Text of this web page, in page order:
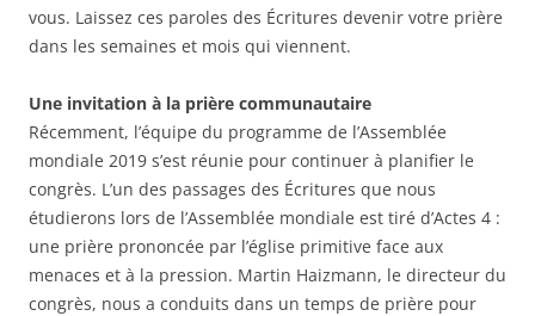
vous. Laissez ces paroles des Écritures devenir votre prière
dans les semaines et mois qui viennent.
Une invitation à la prière communautaire
Récemment, l’équipe du programme de l’Assemblée
mondiale 2019 s’est réunie pour continuer à planifier le
congrès. L’un des passages des Écritures que nous
étudierons lors de l’Assemblée mondiale est tiré d’Actes 4 :
une prière prononcée par l’église primitive face aux
menaces et à la pression. Martin Haizmann, le directeur du
congrès, nous a conduits dans un temps de prière pour